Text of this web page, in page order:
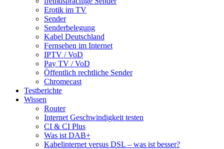
Erotik im TV
Sender
Senderbelegung
Kabel Deutschland
Fernsehen im Internet
IPTV / VoD
Pay TV / VoD
Öffentlich rechtliche Sender
Chromecast
Testberichte
Wissen
Router
Internet Geschwindigkeit testen
CI & CI Plus
Was ist DAB+
Kabelinternet versus DSL – was ist besser?